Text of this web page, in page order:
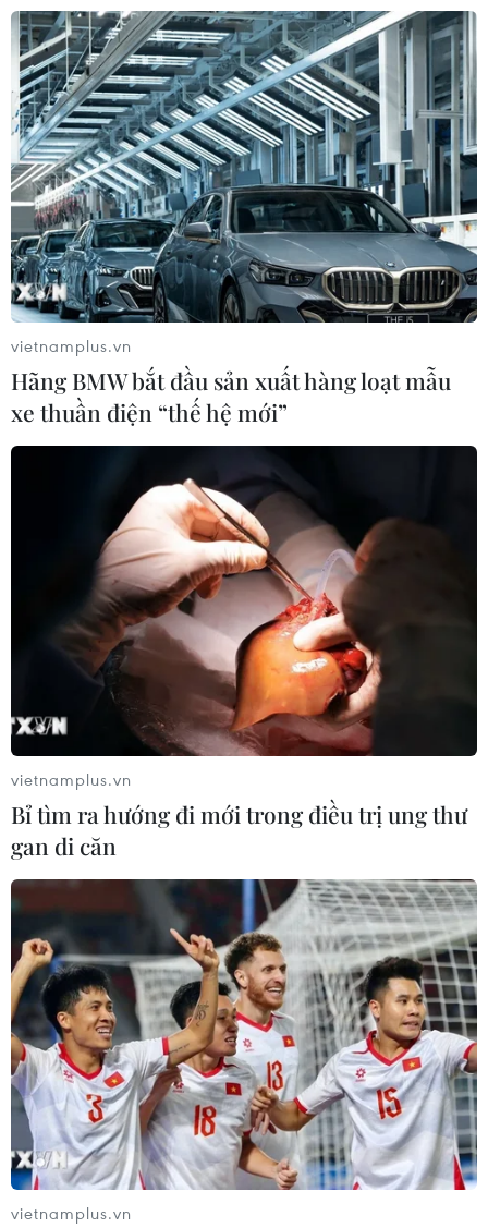
TIN CÙNG CHUYÊN MỤC
Kiểm soát rác thải từ nguồn - Giải
pháp bảo vệ kênh rạch TP Hồ Chí
Minh trong mùa mưa
vietnamplus.vn
Hãng BMW bắt đầu sản xuất hàng loạt mẫu
xe thuần điện “thế hệ mới”
vietnamplus.vn
Bỉ tìm ra hướng đi mới trong điều trị ung thư
gan di căn
vietnamplus.vn